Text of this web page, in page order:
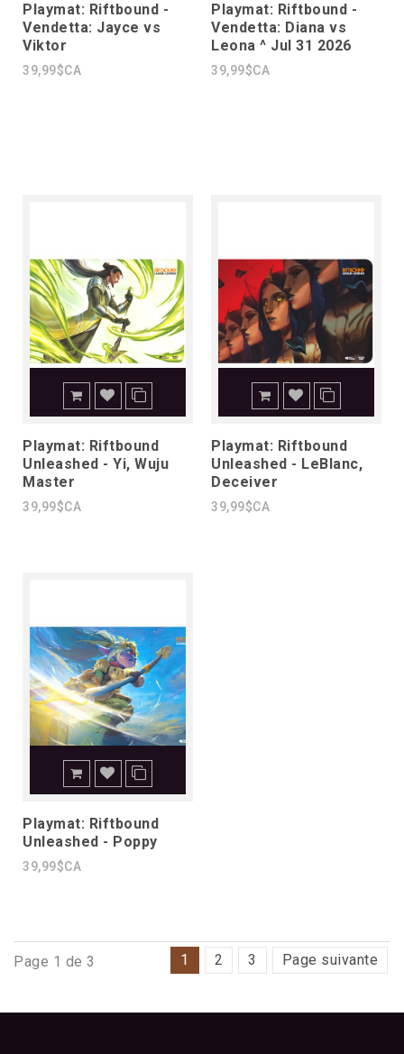
Playmat: Riftbound -
Vendetta: Jayce vs
Viktor
39,99$CA
Playmat: Riftbound -
Vendetta: Diana vs
Leona ^ Jul 31 2026
39,99$CA
Playmat: Riftbound
Unleashed - Yi, Wuju
Master
39,99$CA
Playmat: Riftbound
Unleashed - LeBlanc,
Deceiver
39,99$CA
Playmat: Riftbound
Unleashed - Poppy
39,99$CA
Page 1 de 3 1 2 3 Page suivante